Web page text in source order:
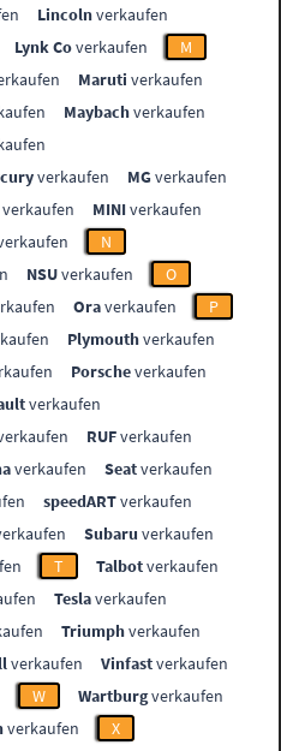
Lincolnverkaufen
Lynk Coverkaufen
M
Maruti verkaufen
Maybachverkaufen
verkaufen MGverkaufen
verkaufen MINIverkaufen
N
NSUverkaufen
O
Oraverkaufen
P
Plymouthverkaufen
Porscheverkaufen
verkaufen
RUFverkaufen
verkaufen Seatverkaufen
speedARTverkaufen
Subaru verkaufen
T Talbotverkaufen
Teslaverkaufen
Triumphverkaufen
verkaufen Vinfastverkaufen
W Wartburgverkaufen
verkaufen
X